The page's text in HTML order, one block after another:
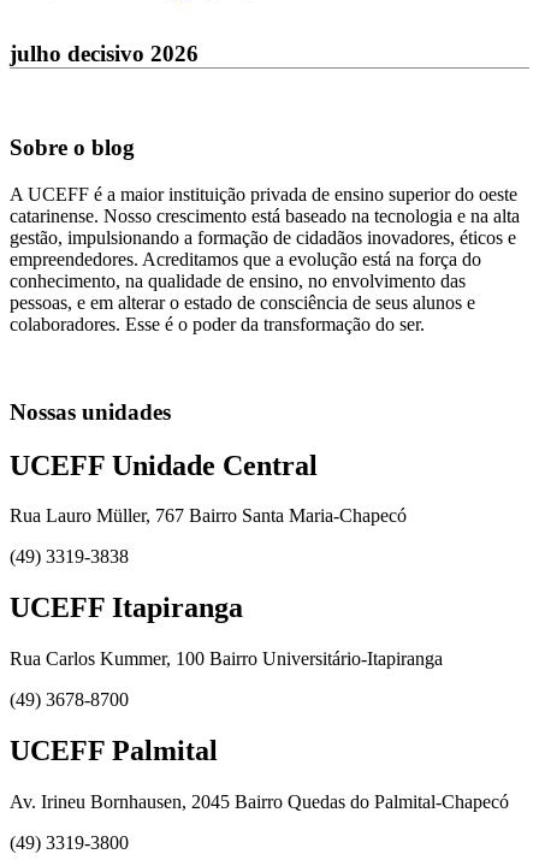
julho decisivo 2026
Sobre o blog
A UCEFF é a maior instituição privada de ensino superior do oeste
catarinense. Nosso crescimento está baseado na tecnologia e na alta
gestão, impulsionando a formação de cidadãos inovadores, éticos e
empreendedores. Acreditamos que a evolução está na força do
conhecimento, na qualidade de ensino, no envolvimento das
pessoas, e em alterar o estado de consciência de seus alunos e
colaboradores. Esse é o poder da transformação do ser.
Nossas unidades
UCEFF Unidade Central
Rua Lauro Müller, 767 Bairro Santa Maria-Chapecó
(49) 3319-3838
UCEFF Itapiranga
Rua Carlos Kummer, 100 Bairro Universitário-Itapiranga
(49) 3678-8700
UCEFF Palmital
Av. Irineu Bornhausen, 2045 Bairro Quedas do Palmital-Chapecó
(49) 3319-3800